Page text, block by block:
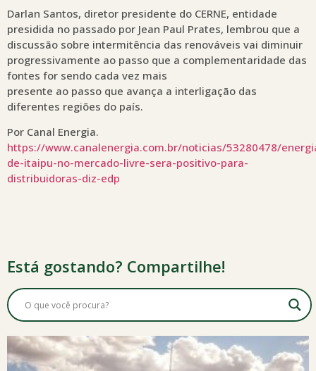
Darlan Santos, diretor presidente do CERNE, entidade
presidida no passado por Jean Paul Prates, lembrou que a
discussão sobre intermitência das renováveis vai diminuir
progressivamente ao passo que a complementaridade das
fontes for sendo cada vez mais
presente ao passo que avança a interligação das
diferentes regiões do país.
Por Canal Energia.
https://www.canalenergia.com.br/noticias/53280478/
de-itaipu-no-mercado-livre-sera-positivo-para-
distribuidoras-diz-edp
Está gostando? Compartilhe!